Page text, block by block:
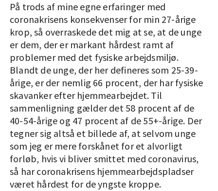
På trods af mine egne erfaringer med
coronakrisens konsekvenser for min 27-årige
krop, så overraskede det mig at se, at de unge
er dem, der er markant hårdest ramt af
problemer med det fysiske arbejdsmiljø.
Blandt de unge, der her defineres som 25-39-
årige, er der nemlig 66 procent, der har fysiske
skavanker efter hjemmearbejdet. Til
sammenligning gælder det 58 procent af de
40-54-årige og 47 procent af de 55+-årige. Der
tegner sig altså et billede af, at selvom unge
som jeg er mere forskånet for et alvorligt
forløb, hvis vi bliver smittet med coronavirus,
så har coronakrisens hjemmearbejdspladser
været hårdest for de yngste kroppe.